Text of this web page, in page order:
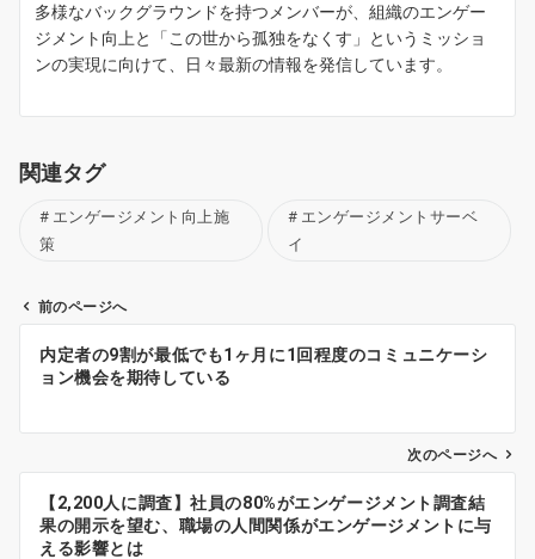
多様なバックグラウンドを持つメンバーが、組織のエンゲー
ジメント向上と「この世から孤独をなくす」というミッショ
ンの実現に向けて、日々最新の情報を発信しています。
関連タグ
エンゲージメント向上施
策
エンゲージメントサーベ
イ
前のページへ
内定者の9割が最低でも1ヶ月に1回程度のコミュニケーシ
ョン機会を期待している
次のページへ
【2,200人に調査】社員の80%がエンゲージメント調査結
果の開示を望む、職場の人間関係がエンゲージメントに与
える影響とは